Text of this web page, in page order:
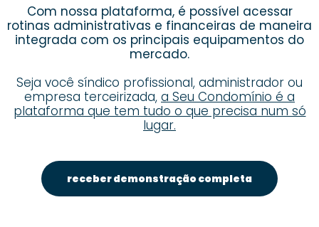
Com nossa plataforma, é possível acessar
rotinas administrativas e financeiras de maneira
integrada com os principais equipamentos do
mercado.
Seja você síndico profissional, administrador ou
empresa terceirizada, a Seu Condomínio é a
plataforma que tem tudo o que precisa num só
lugar.
receber demonstração completa